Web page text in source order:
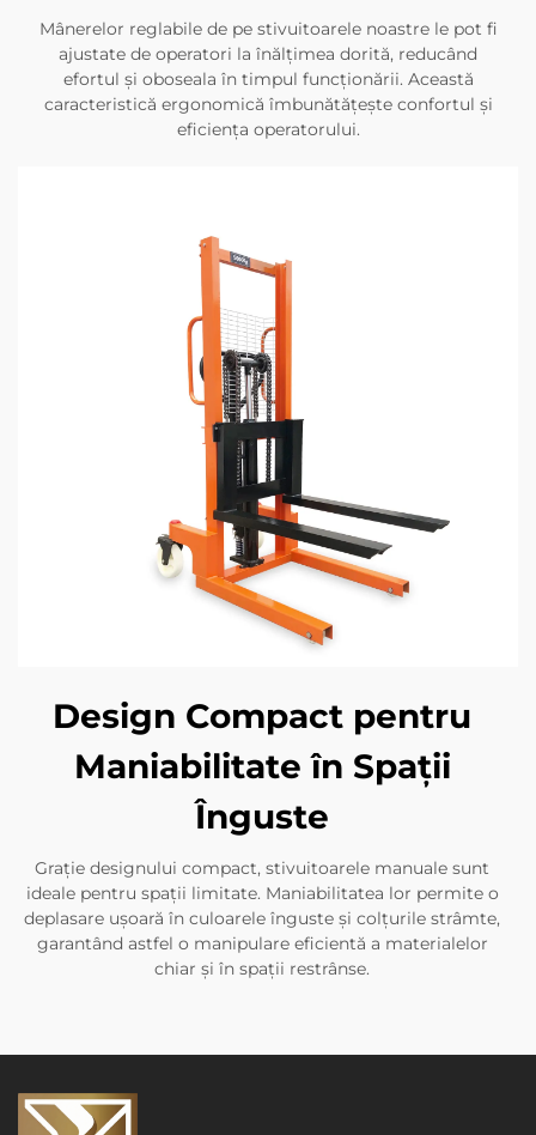
Mânerelor reglabile de pe stivuitoarele noastre le pot fi
ajustate de operatori la înălțimea dorită, reducând
efortul și oboseala în timpul funcționării. Această
caracteristică ergonomică îmbunătățește confortul și
eficiența operatorului.
Design Compact pentru
Maniabilitate în Spații
Înguste
Grație designului compact, stivuitoarele manuale sunt
ideale pentru spații limitate. Maniabilitatea lor permite o
deplasare ușoară în culoarele înguste și colțurile strâmte,
garantând astfel o manipulare eficientă a materialelor
chiar și în spații restrânse.